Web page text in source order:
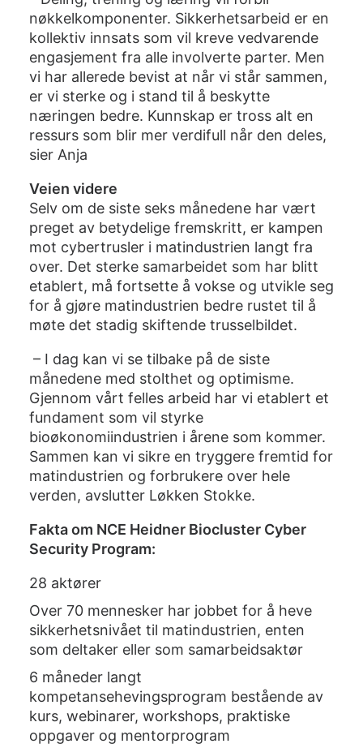
nøkkelkomponenter. Sikkerhetsarbeid er en
kollektiv innsats som vil kreve vedvarende
engasjement fra alle involverte parter. Men
vi har allerede bevist at når vi står sammen,
er vi sterke og i stand til å beskytte
næringen bedre. Kunnskap er tross alt en
ressurs som blir mer verdifull når den deles,
sier Anja
Veien videre
Selv om de siste seks månedene har vært
preget av betydelige fremskritt, er kampen
mot cybertrusler i matindustrien langt fra
over. Det sterke samarbeidet som har blitt
etablert, må fortsette å vokse og utvikle seg
for å gjøre matindustrien bedre rustet til å
møte det stadig skiftende trusselbildet.
– I dag kan vi se tilbake på de siste
månedene med stolthet og optimisme.
Gjennom vårt felles arbeid har vi etablert et
fundament som vil styrke
bioøkonomiindustrien i årene som kommer.
Sammen kan vi sikre en tryggere fremtid for
matindustrien og forbrukere over hele
verden, avslutter Løkken Stokke.
Fakta om NCE Heidner Biocluster Cyber
Security Program:
28 aktører
Over 70 mennesker har jobbet for å heve
sikkerhetsnivået til matindustrien, enten
som deltaker eller som samarbeidsaktør
6 måneder langt
kompetansehevingsprogram bestående av
kurs, webinarer, workshops, praktiske
oppgaver og mentorprogram